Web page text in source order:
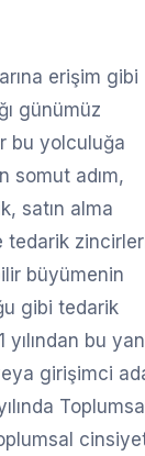
erişim gibi
günümüz
bu yolculuğa
somut adım,
satın alma
tedarik
büyümenin
gibi tedarik
bu
girişimci
Toplumsal